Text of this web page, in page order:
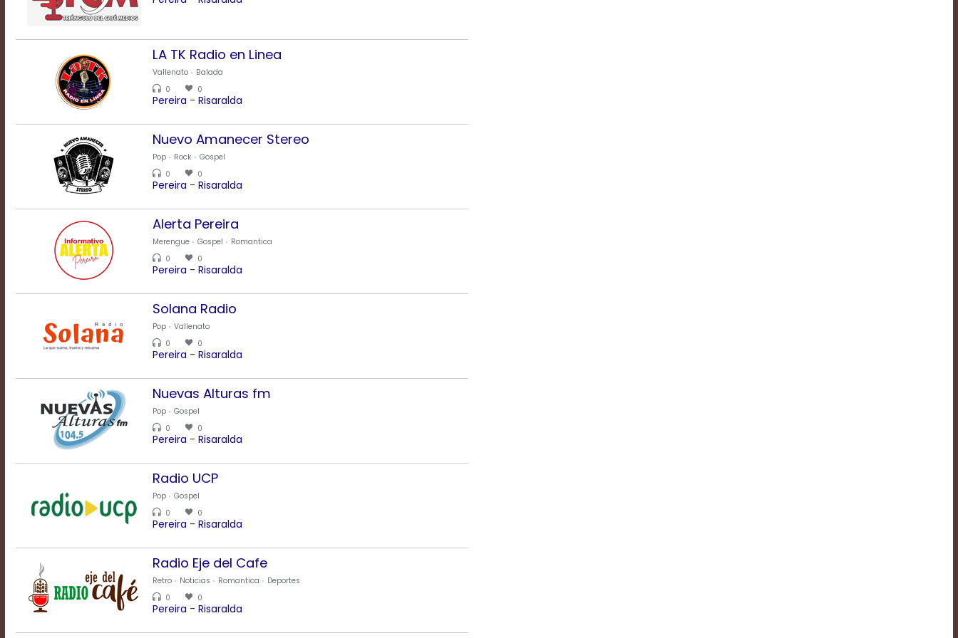
Transparency
Background
Window
Transparency
Font
Style
LA TK Radio en Linea
Vallenato
Balada
0
0
Pereira - Risaralda
Nuevo Amanecer Stereo
Pop Rock
Gospel
0
0
Pereira - Risaralda
Alerta Pereira
Merengue Gospel
Romantica
0
0
Pereira - Risaralda
Solana Radio
Pop
Vallenato
0
0
Pereira - Risaralda
Nuevas Alturas fm
Pop
Gospel
0
0
Pereira - Risaralda
Radio UCP
Pop
Gospel
0
0
Pereira - Risaralda
Radio Eje del Cafe
Retro Noticias Romantica
Deportes
0
0
Pereira - Risaralda